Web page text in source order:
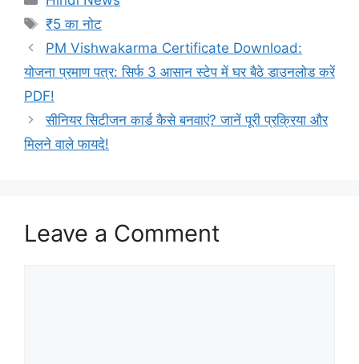
Tags
₹5 का नोट
PM Vishwakarma Certificate Download:
योजना प्रमाण पत्र: सिर्फ 3 आसान स्टेप में घर बैठे डाउनलोड करें
PDF!
सीनियर सिटीजन कार्ड कैसे बनवाएं? जानें पूरी प्रक्रिया और
मिलने वाले फायदे!
Leave a Comment